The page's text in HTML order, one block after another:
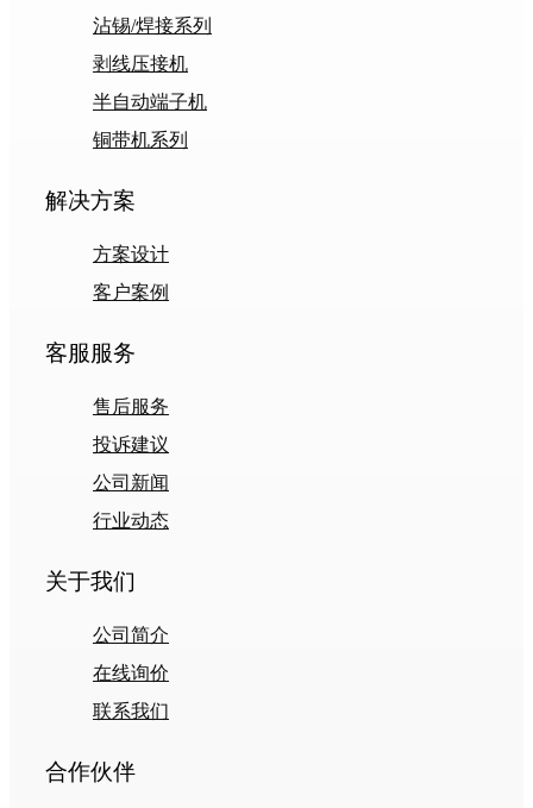
沾锡/焊接系列
剥线压接机
半自动端子机
铜带机系列
解决方案
方案设计
客户案例
客服服务
售后服务
投诉建议
公司新闻
行业动态
关于我们
公司简介
在线询价
联系我们
合作伙伴